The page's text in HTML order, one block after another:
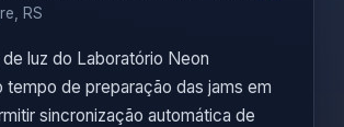
RS
luz do Laboratório Neon
tempo de preparação das jams em
sincronização automática de